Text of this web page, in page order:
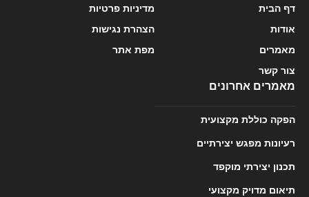
דף הבית
אודות
מאמרים
צור קשר
מדיניות פרטיות
הצהרת נגישות
מפת אתר
מאמרים אחרונים
הפקה כוללת מקצועית
רעיונות מפגש יצירתיים
תכנון יצירתי מוקפד
תיאום מדויק מקצועי